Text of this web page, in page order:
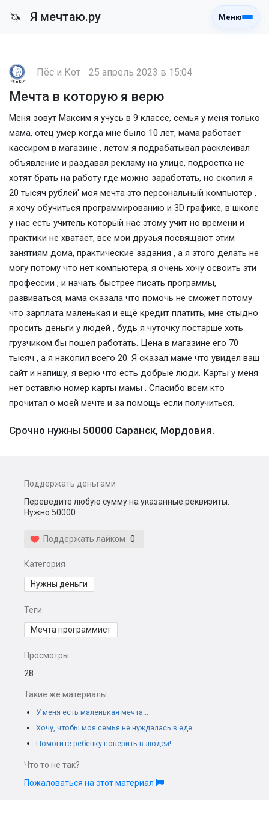
🦄 Я мечтаю.ру Меню
Пёс и Кот 25 апрель 2023 в 15:04
Мечта в которую я верю
Меня зовут Максим я учусь в 9 классе, семья у меня только
мама, отец умер когда мне было 10 лет, мама работает
кассиром в магазине , летом я подрабатывал расклеивал
объявление и раздавал рекламу на улице, подростка не
хотят брать на работу где можно заработать, но скопил я
20 тысяч рублей' моя мечта это персональный компьютер ,
я хочу обучиться программированию и 3D графике, в школе
у нас есть учитель который нас этому учит но времени и
практики не хватает, все мои друзья посвящают этим
занятиям дома, практические задания , а я этого делать не
могу потому что нет компьютера, я очень хочу освоить эти
профессии , и начать быстрее писать программы,
развиваться, мама сказала что помочь не сможет потому
что зарплата маленькая и ещё кредит платить, мне стыдно
просить деньги у людей , будь я чуточку постарше хоть
грузчиком бы пошел работать. Цена в магазине его 70
тысяч , а я накопил всего 20. Я сказал маме что увидел ваш
сайт и напишу, я верю что есть добрые люди. Карты у меня
нет оставлю номер карты мамы . Спасибо всем кто
прочитал о моей мечте и за помощь если получиться.
Срочно нужны 50000 Саранск, Мордовия.
Поддержать деньгами
Переведите любую сумму на указанные реквизиты.
Нужно 50000
Поддержать лайком 0
Категория
Нужны деньги
Теги
Мечта программист
Просмотры
28
Такие же материалы
У меня есть маленькая мечта...
Хочу, чтобы моя семья не нуждалась в еде.
Помогите ребёнку поверить в людей!
Что то не так?
Пожаловаться на этот материал